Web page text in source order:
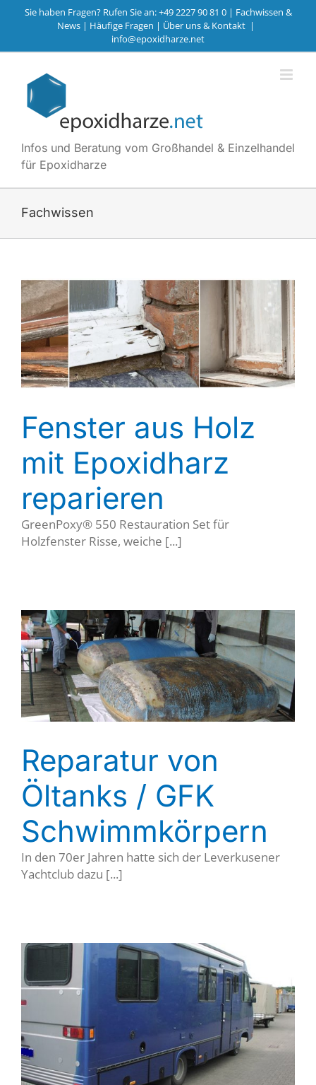
Sie haben Fragen? Rufen Sie an: +49 2227 90 81 0 | Fachwissen &
News | Häufige Fragen | Über uns & Kontakt |
info@epoxidharze.net
Infos und Beratung vom Großhandel & Einzelhandel
für Epoxidharze
Fachwissen
Fenster aus Holz
mit Epoxidharz
reparieren
GreenPoxy® 550 Restauration Set für
Holzfenster Risse, weiche [...]
Reparatur von
Öltanks / GFK
Schwimmkörpern
In den 70er Jahren hatte sich der Leverkusener
Yachtclub dazu [...]